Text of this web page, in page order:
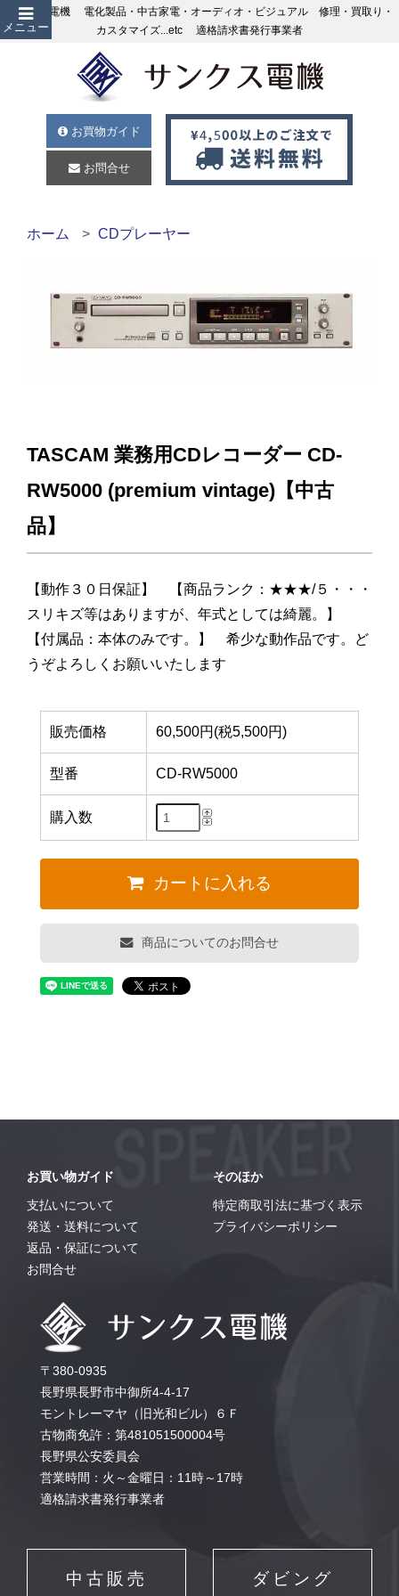
メニュー
サンクス電機 電化製品・中古家電・オーディオ・ビジュアル 修理・買取り・
カスタマイズ...etc 適格請求書発行事業者
お買物ガイド
お問合せ
ホーム CDプレーヤー
TASCAM 業務用CDレコーダー CD-
RW5000 (premium vintage)【中古
品】
【動作３０日保証】 【商品ランク：★★★/５・・・
スリキズ等はありますが、年式としては綺麗。】
【付属品：本体のみです。】 希少な動作品です。ど
うぞよろしくお願いいたします
販売価格 60,500円(税5,500円)
型番 CD-RW5000
購入数
カートに入れる
商品についてのお問合せ
お買い物ガイド
支払いについて
発送・送料について
返品・保証について
お問合せ
そのほか
特定商取引法に基づく表示
プライバシーポリシー
〒380-0935
長野県長野市中御所4-4-17
モントレーマヤ（旧光和ビル）６Ｆ
古物商免許：第481051500004号
長野県公安委員会
営業時間：火～金曜日：11時～17時
適格請求書発行事業者
中古販売 ダビング